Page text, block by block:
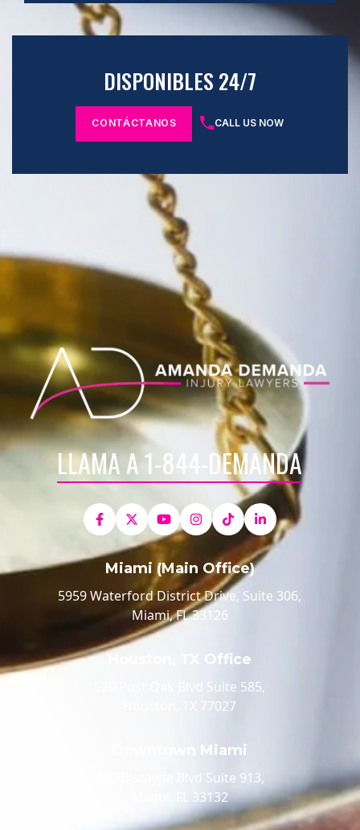
DISPONIBLES 24/7
CONTÁCTANOS CALL US NOW
LLAMA A 1-844-DEMANDA
Miami (Main Office)
5959 Waterford District Drive, Suite 306,
Miami, FL 33126
Houston, TX Office
520 Post Oak Blvd Suite 585,
Houston, TX 77027
Downtown Miami
100 Biscayne Blvd Suite 913,
Miami, FL 33132